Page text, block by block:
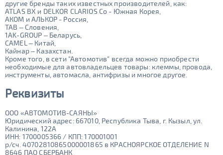
другие бренды таких известных производителей, как:
ATLAS BX и DELKOR CLARIOS Co - Южная Корея,
АКОМ и АЛЬКОР - Россия,
TAB – Словения,
1AK-GROUP – Беларусь,
CAMEL – Китай,
Кайнар – Казахстан.
Кроме того, в сети "Автомотив" всегда можно приобрести
необходимые для автовладельцев товары: клеммы, провода,
инструменты, автомасла, антифризы и многое другое.
Реквизиты
ООО «АВТОМОТИВ-САЯНЫ»
Юридический адрес: 667010, Республика Тыва, г. Кызыл, ул.
Калинина, 122А
ИНН: 1700005366 / КПП: 170001001
р/сч. 40702810865000001865 в КРАСНОЯРСКОЕ ОТДЕЛЕНИЕ N
8646 ПАО СБЕРБАНК